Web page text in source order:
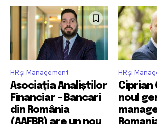
HR și Management
Asociația Analiștilor
Financiar – Bancari
din România
HR și
Ciprian
noul